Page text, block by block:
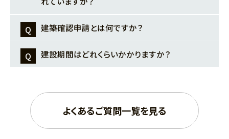
気、施設の名前などを決めることで、デザインや
ゾーニングの方向性が定まります。また、予算と
建物本体だけでなく、内装・外構・看板・設備な
ど、開業までに必要な全ての費用を含めて考え
から逆算して、設計・申請・工事の各期間を現実
的に設定することが大切です。
望をヒアリングし、建物のコンセプトや規模、デザ
インを具体化します。この段階で、建築確認申請
所や民間の検査機関に提出し、建築基準法など
の法律に適合しているか確認を受けます。
施工フェーズ（約8～12ヶ月）: 建築確認の許可が
建築費は「本体工事費」「別途工事費」「諸経費」
の3つに大きく分けられます。
本体工事費: 建物本体（躯体、内装、外装、屋根、
排水・消防などの基本的な設備工事にかかる費
用です。一般的に、見積もりの大半を占めます。
別途工事費: 敷地や建物の外側にかかる費用で、
建築確認申請とは何ですか？
建築確認申請は、建物の計画が建築基準法や都
市計画法といった法律の基準を満たしているか
ホテルや商業施設は「特殊建築物」に分類される
ため、不特定多数の利用者の安全を確保するた
めに、避難経路や防火区画の基準が住宅よりも
建設期間はどれくらいかかりますか？
などによって変動します。一般的な目安として
は、鉄骨造や鉄筋コンクリート造の商業施設で、
着工から竣工まで8〜12ヶ月程度が一般的です。
よくあるご質問一覧を見る